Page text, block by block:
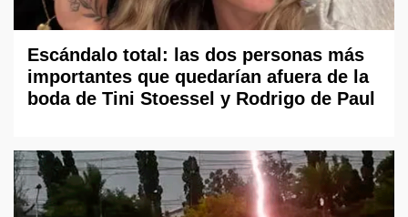
Escándalo total: las dos personas más
importantes que quedarían afuera de la
boda de Tini Stoessel y Rodrigo de Paul